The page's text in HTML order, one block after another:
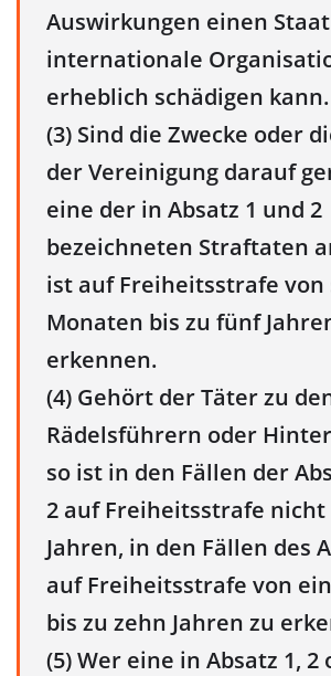
Auswirkungen einen
internationale
erheblich schädigen kann.
(3) Sind die Zwecke oder
der Vereinigung darauf
eine der in Absatz 1 und 2
bezeichneten Straftaten
ist auf Freiheitsstrafe von
Monaten bis zu fünf
erkennen.
(4) Gehört der Täter zu
Rädelsführern oder
so ist in den Fällen der
2 auf Freiheitsstrafe
Jahren, in den Fällen des
auf Freiheitsstrafe von
bis zu zehn Jahren zu
(5) Wer eine in Absatz 1, 2